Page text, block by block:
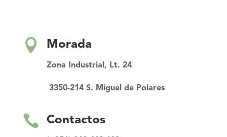
 Morada
Zona Industrial, Lt. 24
3350-214 S. Miguel de Poiares
 Contactos